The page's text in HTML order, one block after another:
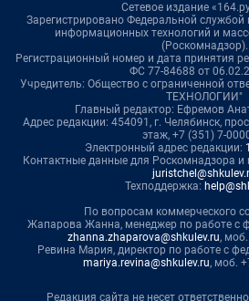
Сетевое издание
Зарегистрировано Федеральной службой
информационных технологий и
(Роскомнадзор).
Регистрационный номер и дата принятия
ФС 77-84688 от
Учредитель: Общество с ограниченной
ТЕХНОЛОГИИ"
Главный редактор: Ефремов
Адрес редакции: 454091, г. Челябинск,
этаж, +7 (351) 7-
Электронный адрес редакции:
Контактные данные для Роскомнадзора и
Техподдержка:
По вопросам коммерческого
Жапарова Жанна, менеджер по работе с
zhanna.zhaparova@shkulev.ru,
Ревина Мария, директор по работе с
mariya.revina@shkulev.ru, моб.
Редакция сайта не несет